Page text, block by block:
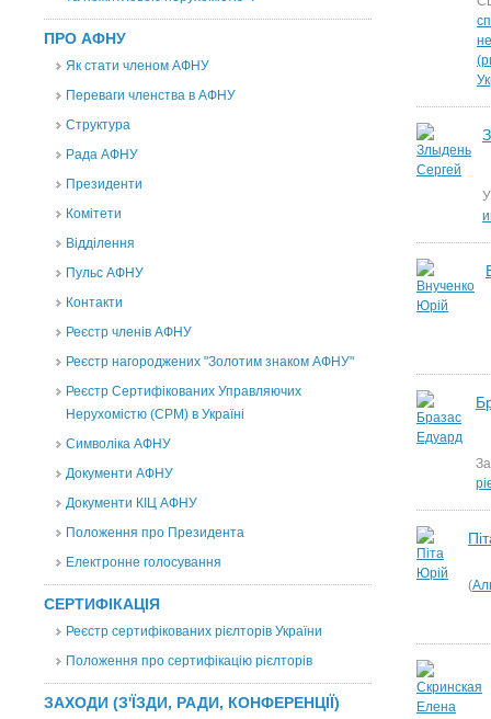
ПРО АФНУ
Як стати членом АФНУ
Переваги членства в АФНУ
Структура
Рада АФНУ
Президенти
Комітети
Відділення
Пульс АФНУ
Контакти
Реєстр членів АФНУ
Реєстр нагороджених "Золотим знаком АФНУ"
Реєстр Сертифікованих Управляючих
Нерухомістю (CPM) в Україні
Символіка АФНУ
Документи АФНУ
Документи КІЦ АФНУ
Положення про Президента
Електронне голосування
СЕРТИФІКАЦІЯ
Реєстр сертифікованих рієлторів України
Положення про сертифікацію рієлторів
ЗАХОДИ (З'ЇЗДИ, РАДИ, КОНФЕРЕНЦІЇ)
(